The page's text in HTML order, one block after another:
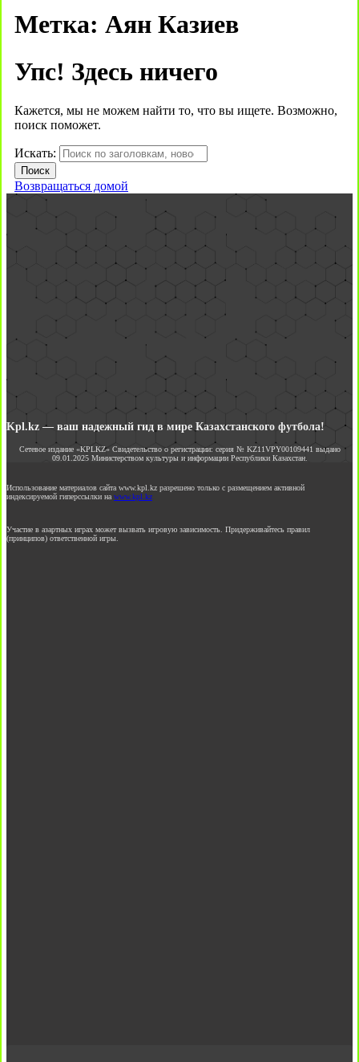
Метка: Аян Казиев
Упс! Здесь ничего
Кажется, мы не можем найти то, что вы ищете. Возможно,
поиск поможет.
Искать:
Возвращаться домой
Kpl.kz — ваш надежный гид в мире Казахстанского футбола!
Сетевое издание «KPLKZ» Свидетельство о регистрации: серия № KZ11VPY00109441 выдано
09.01.2025 Министерством культуры и информации Республики Казахстан.
Использование материалов сайта www.kpl.kz разрешено только с размещением активной
индексируемой гиперссылки на www.kpl.kz
Участие в азартных играх может вызвать игровую зависимость. Придерживайтесь правил
(принципов) ответственной игры.